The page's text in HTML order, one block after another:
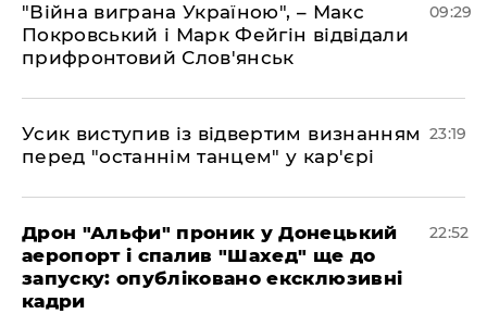
"Війна виграна Україною", – Макс
Покровський і Марк Фейгін відвідали
прифронтовий Слов'янськ
09:29
​Усик виступив із відвертим визнанням
перед "останнім танцем" у кар'єрі
23:19
​Дрон "Альфи" проник у Донецький
аеропорт і спалив "Шахед" ще до
запуску: опубліковано ексклюзивні
кадри
22:52